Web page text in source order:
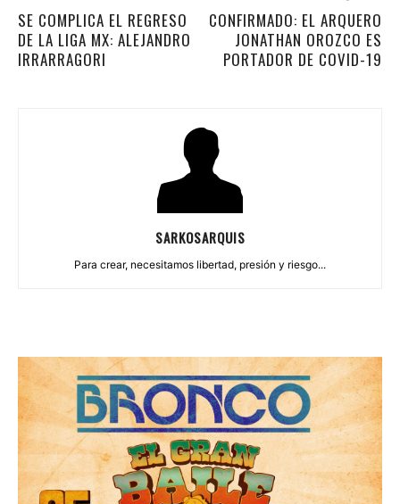
SE COMPLICA EL REGRESO
DE LA LIGA MX: ALEJANDRO
IRRARRAGORI
CONFIRMADO: EL ARQUERO
JONATHAN OROZCO ES
PORTADOR DE COVID-19
SARKOSARQUIS
Para crear, necesitamos libertad, presión y riesgo...